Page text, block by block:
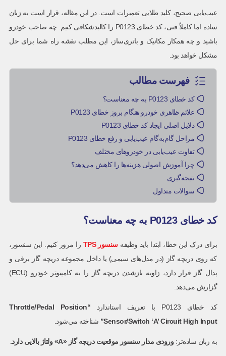
عیب‌یابی صحیح، کلید طلایی تعمیرات است. در این مقاله، قرار است به زبان
ساده اما کاملاً فنی، کد خطای P0123 را کالبدشکافی کنیم. چه صاحب خودرو
باشید و چه همکار مکانیک و باتری‌ساز، این مطلب نقشه راه شما برای حل
مشکل خواهد بود.
فهرست مطالب
کد خطای P0123 به چه معناست؟
علائم ظاهری خودرو هنگام بروز خطای P0123
دلایل اصلی ایجاد کد خطای P0123
مراحل گام‌به‌گام عیب‌یابی و رفع خطای P0123
تفاوت عیب‌یابی در خودروهای مختلف
چرا آموزش اصولی هزینه‌ها را کاهش می‌دهد؟
نتیجه‌گیری
سوالات متداول
کد خطای P0123 به چه معناست؟
برای درک این خطا، ابتدا باید وظیفهسنسور TPS
را مرور کنیم. این سنسور،
که روی دریچه گاز (در مدل‌های سیمی) یا داخل مجموعه دریچه گاز برقی و
پدال گاز قرار دارد، زاویه بازشدن دریچه گاز را به کامپیوتر خودرو (ECU)
گزارش می‌دهد.
کد خطای P0123 با تعریف استاندارد “
Throttle/Pedal Position
Sensor/Switch ‘A’ Circuit High Input
” شناخته می‌شود.
به زبان ساده‌تر:ورودی مدار سنسور موقعیت دریچه گاز «A» ولتاژ بالایی دارد.